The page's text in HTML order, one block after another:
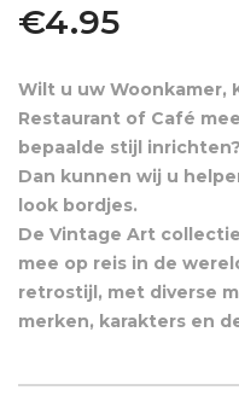
€4.95
Wilt u uw Woonkamer,
Restaurant of Café
bepaalde stijl inrichten?
Dan kunnen wij u
look bordjes.
De Vintage Art
mee op reis in de
retrostijl, met diverse
merken, karakters en